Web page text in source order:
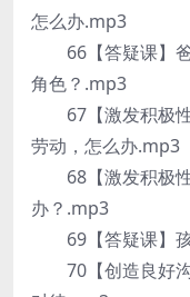
怎么办.mp3
66【答疑课】爸
角色？.mp3
67【激发积极性
劳动，怎么办.mp3
68【激发积极性
办？.mp3
69【答疑课】孩
70【创造良好沟